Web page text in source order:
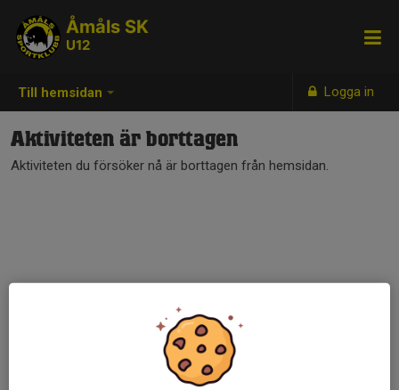
Till hemsidan Logga in
Åmåls SK
U12
Aktiviteten är borttagen
Aktiviteten du försöker nå är borttagen från hemsidan.